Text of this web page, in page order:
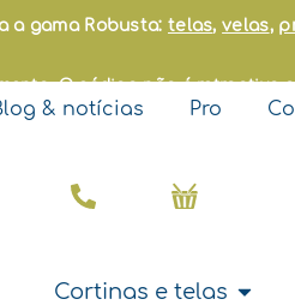
a gama Robusta: telas,velas,
O código não é retroativo
& notícias Pro
Cart
Guarda-chuvas
Cortinas e telas Open